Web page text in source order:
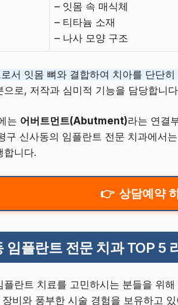
– 잇몸 속 매식체
– 티타늄 소재
– 나사 모양 구조
서 잇몸 뼈와 결합하여 치아를 단단
으로, 저작과 심미적 기능을 담당합니
는 어버트먼트(Abutment)라는 연결
구 신사동의 임플란트 전문 치과에서
합니다.
상담예약
임플란트 전문 치과 TOP 5
란트 치료를 고민하시는 분들을 위해
비와 풍부한 시술 경험을 보유하고